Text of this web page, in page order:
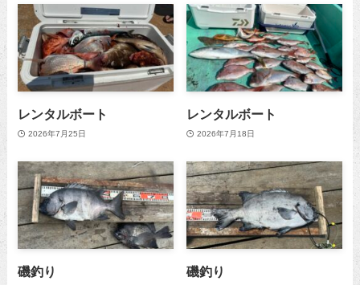
レンタルボート
2026年7月25日
レンタルボート
2026年7月18日
磯釣り 磯釣り